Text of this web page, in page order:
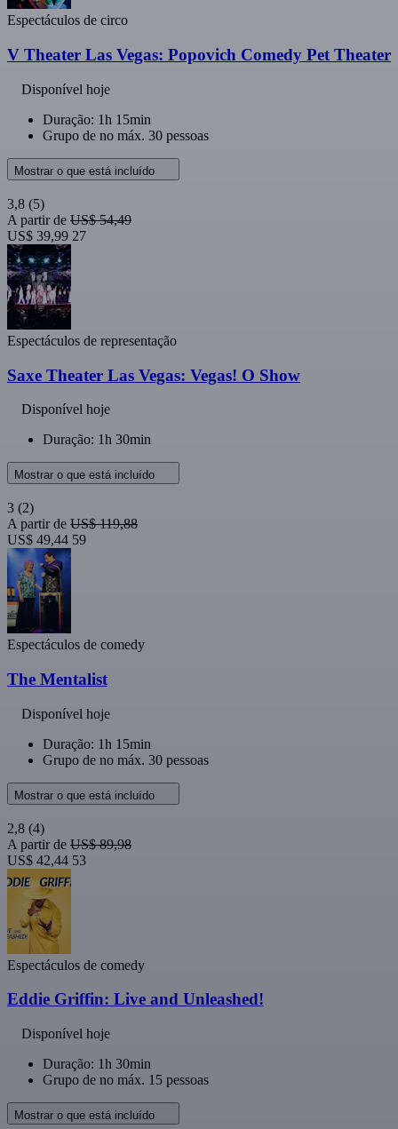
Espectáculos de circo
V Theater Las Vegas: Popovich Comedy Pet Theater
Disponível hoje
Duração: 1h 15min
Grupo de no máx. 30 pessoas
Mostrar o que está incluído
3,8 (5)
A partir de US$ 54,49
US$ 39,99 27
Espectáculos de representação
Saxe Theater Las Vegas: Vegas! O Show
Disponível hoje
Duração: 1h 30min
Mostrar o que está incluído
3 (2)
A partir de US$ 119,88
US$ 49,44 59
Espectáculos de comedy
The Mentalist
Disponível hoje
Duração: 1h 15min
Grupo de no máx. 30 pessoas
Mostrar o que está incluído
2,8 (4)
A partir de US$ 89,98
US$ 42,44 53
Espectáculos de comedy
Eddie Griffin: Live and Unleashed!
Disponível hoje
Duração: 1h 30min
Grupo de no máx. 15 pessoas
Mostrar o que está incluído